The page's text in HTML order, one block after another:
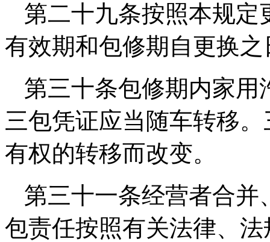
第二十九条按照本规定
有效期和包修期自更换
第三十条包修期内家用
三包凭证应当随车转移
有权的转移而改变。
第三十一条经营者合并
包责任按照有关法律、